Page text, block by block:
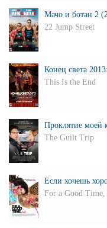
Мачо и ботан 2
22 Jump Street
Конец света
This Is the End
Проклятие моей
The Guilt Trip
Если хочешь
For a Good